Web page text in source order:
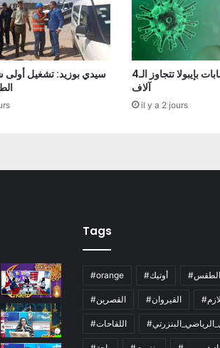
سيدي بوزيد: تشغيل أولى
الكونغو: الإصابات بإيبولا تتجاوز الـ4
آلاف
il y a 2 jours
Tags
#orange #أوتيك
#القصرين #القيروان
#اللقاحات